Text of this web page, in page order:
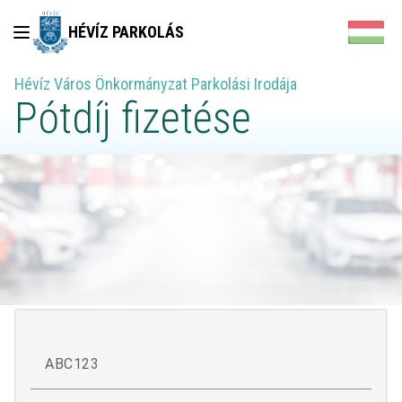
HÉVÍZ PARKOLÁS
Hévíz Város Önkormányzat Parkolási Irodája
Pótdíj fizetése
Ezen az oldalon tudja SimplePay segítségével kifizetni pótdíját.
Fizetés még az Ellenőröknél bankkártyával, a Parkoló
automatáknál bankkártyával és készpénzzel, illetve a Parkolási
Irodában bankkártyával és készpénzzel lehetséges.